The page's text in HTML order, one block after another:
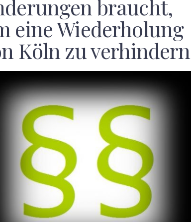
braucht,
eine Wiederholung
Köln zu verhindern
F